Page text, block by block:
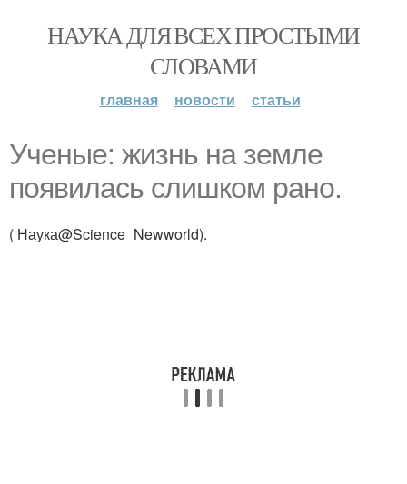
НАУКА ДЛЯ ВСЕХ ПРОСТЫМИ
СЛОВАМИ
главная новости статьи
Ученые: жизнь на земле
появилась слишком рано.
( Наука@Science_Newworld).